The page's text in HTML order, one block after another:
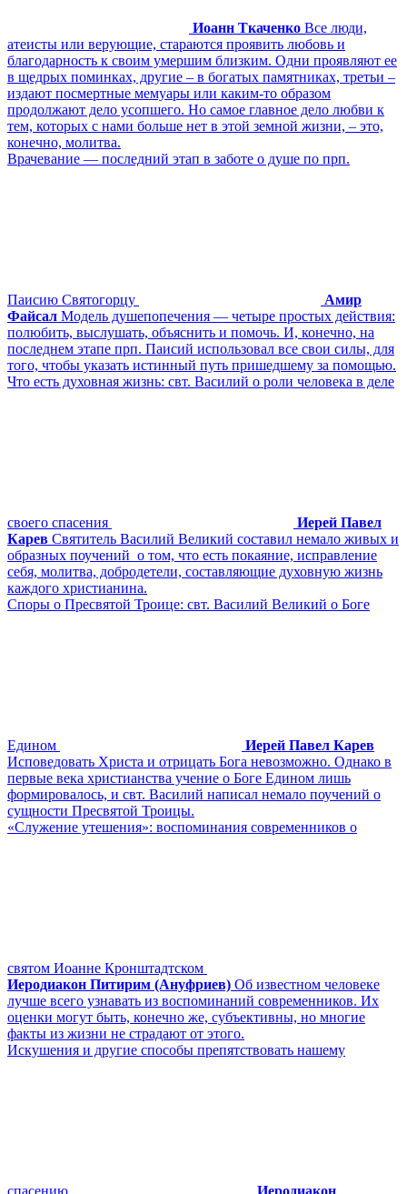
Иоанн Ткаченко Все люди,
атеисты или верующие, стараются проявить любовь и
благодарность к своим умершим близким. Одни проявляют ее
в щедрых поминках, другие – в богатых памятниках, третьи –
издают посмертные мемуары или каким-то образом
продолжают дело усопшего. Но самое главное дело любви к
тем, которых с нами больше нет в этой земной жизни, – это,
конечно, молитва.
Врачевание ― последний этап в заботе о душе по прп.
Паисию Святогорцу
Амир
Файсал Модель душепопечения ― четыре простых действия:
полюбить, выслушать, объяснить и помочь. И, конечно, на
последнем этапе прп. Паисий использовал все свои силы, для
того, чтобы указать истинный путь пришедшему за помощью.
Что есть духовная жизнь: свт. Василий о роли человека в деле
своего спасения
Иерей Павел
Карев Святитель Василий Великий составил немало живых и
образных поучений о том, что есть покаяние, исправление
себя, молитва, добродетели, составляющие духовную жизнь
каждого христианина.
Споры о Пресвятой Троице: свт. Василий Великий о Боге
Едином
Иерей Павел Карев
Исповедовать Христа и отрицать Бога невозможно. Однако в
первые века христианства учение о Боге Едином лишь
формировалось, и свт. Василий написал немало поучений о
сущности Пресвятой Троицы.
«Служение утешения»: воспоминания современников о
святом Иоанне Кронштадтском
Иеродиакон Питирим (Ануфриев) Об известном человеке
лучше всего узнавать из воспоминаний современников. Их
оценки могут быть, конечно же, субъективны, но многие
факты из жизни не страдают от этого.
Искушения и другие способы препятствовать нашему
спасению Иеродиакон